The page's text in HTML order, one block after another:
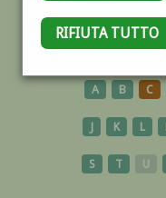
RIFIUTA TUTTO
A B C
J K L
S T U